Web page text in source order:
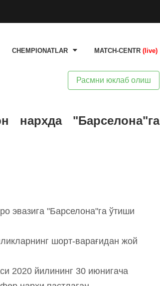
CHEMPIONATLAR MATCH-CENTR (live)
Расмни юклаб олиш
нархда "Барселона"га
эвазига "Барселона"га ўтиши
шорт-варағидан жой
2020 йилининг 30 июнигача